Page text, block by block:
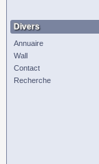
Divers
Annuaire
Wall
Contact
Recherche